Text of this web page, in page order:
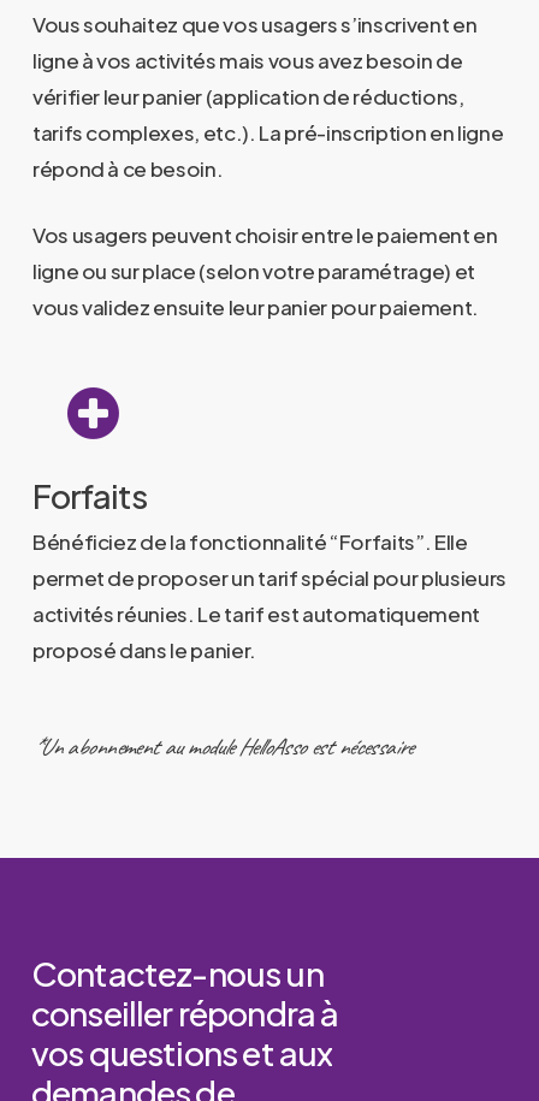
Vous souhaitez que vos usagers s’inscrivent en
ligne à vos activités mais vous avez besoin de
vérifier leur panier (application de réductions,
tarifs complexes, etc.). La pré-inscription en ligne
répond à ce besoin.
Vos usagers peuvent choisir entre le paiement en
ligne ou sur place (selon votre paramétrage) et
vous validez ensuite leur panier pour paiement.
Forfaits
Bénéficiez de la fonctionnalité “Forfaits”. Elle
permet de proposer un tarif spécial pour plusieurs
activités réunies. Le tarif est automatiquement
proposé dans le panier.
*Un abonnement au module HelloAsso est nécessaire
Contactez-nousun
conseillerrépondraà
vosquestionsetaux
demandesde